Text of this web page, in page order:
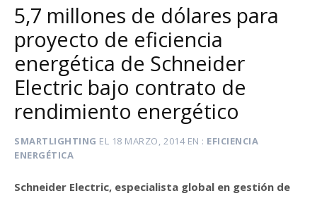
5,7 millones de dólares para
proyecto de eficiencia
energética de Schneider
Electric bajo contrato de
rendimiento energético
SMARTLIGHTING EL 18 MARZO, 2014EN
EFICIENCIA
ENERGÉTICA
Schneider Electric, especialista global en gestión de